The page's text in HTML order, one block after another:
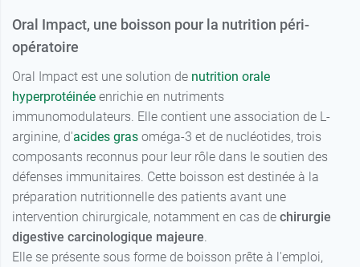
Oral Impact, une boisson pour la nutrition péri-
opératoire
Oral Impact est une solution de nutrition orale
hyperprotéinée enrichie en nutriments
immunomodulateurs. Elle contient une association de L-
arginine, d'acides gras oméga-3 et de nucléotides, trois
composants reconnus pour leur rôle dans le soutien des
défenses immunitaires. Cette boisson est destinée à la
préparation nutritionnelle des patients avant une
intervention chirurgicale, notamment en cas de chirurgie
digestive carcinologique majeure.
Elle se présente sous forme de boisson prête à l'emploi,